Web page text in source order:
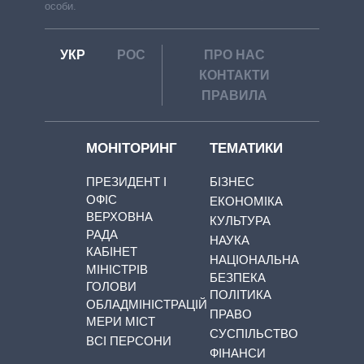
особи.
УКР РОС
ПРО НАС
КОНТАКТИ
ПРАВИЛА
МОНІТОРИНГ
ПРЕЗИДЕНТ І
ОФІС
ВЕРХОВНА
РАДА
КАБІНЕТ
МІНІСТРІВ
ГОЛОВИ
ОБЛАДМІНІСТРАЦІЙ
МЕРИ МІСТ
ВСІ ПЕРСОНИ
ТЕМАТИКИ
БІЗНЕС
ЕКОНОМІКА
КУЛЬТУРА
НАУКА
НАЦІОНАЛЬНА
БЕЗПЕКА
ПОЛІТИКА
ПРАВО
СУСПІЛЬСТВО
ФІНАНСИ